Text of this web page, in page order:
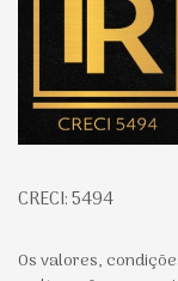
CRECI: 5494
Os valores,